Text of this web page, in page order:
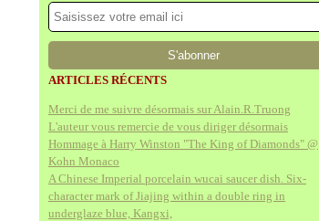
ARTICLES RÉCENTS
Merci de me suivre désormais sur Alain.R.Truong
L'auteur vous remercie de vous diriger désormais
Hommage à Harry Winston "The King of Diamonds" @
Kohn Monaco
A Chinese Imperial porcelain wucai saucer dish. Six-
character mark of Jiajing within a double ring in
underglaze blue, Kangxi,